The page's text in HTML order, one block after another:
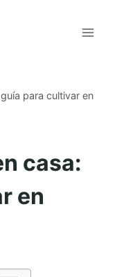
para cultivar en
casa:
en